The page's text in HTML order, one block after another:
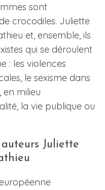
sont
crocodiles. Juliette
et, ensemble, ils
qui se déroulent
: les violences
le sexisme dans
milieu
la vie publique ou
Juliette